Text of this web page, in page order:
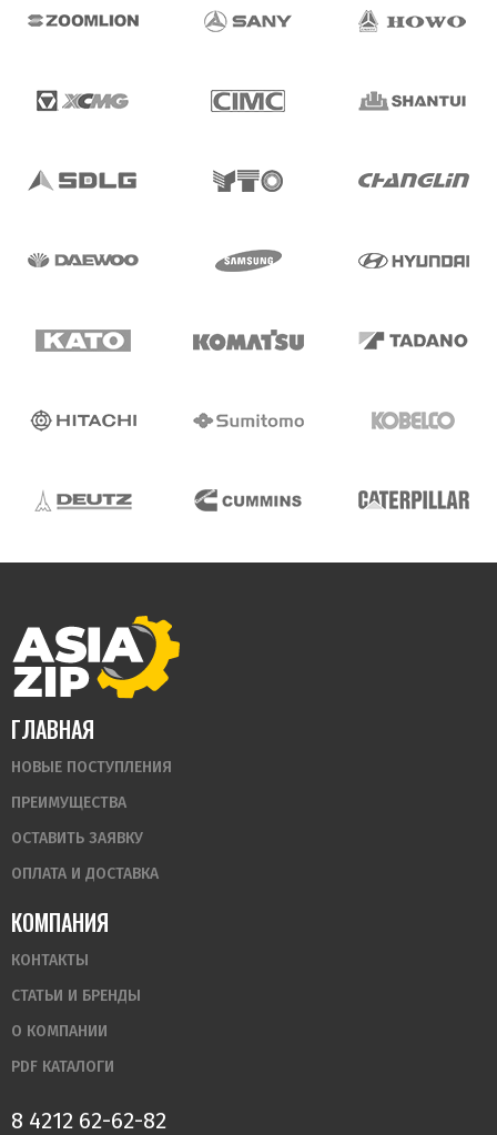
ГЛАВНАЯ
НОВЫЕ ПОСТУПЛЕНИЯ
ПРЕИМУЩЕСТВА
ОСТАВИТЬ ЗАЯВКУ
ОПЛАТА И ДОСТАВКА
КОМПАНИЯ
КОНТАКТЫ
СТАТЬИ И БРЕНДЫ
О КОМПАНИИ
PDF КАТАЛОГИ
8 4212 62-62-82